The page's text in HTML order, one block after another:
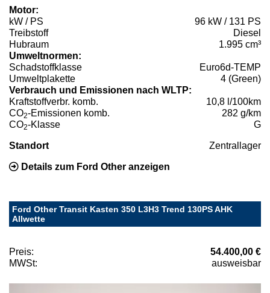
Motor:
kW / PS
96 kW / 131 PS
Treibstoff
Diesel
Hubraum
1.995 cm³
Umweltnormen:
Schadstoffklasse
Euro6d-TEMP
Umweltplakette
4 (Green)
Verbrauch und Emissionen nach WLTP:
Kraftstoffverbr. komb.
10,8 l/100km
CO2-Emissionen komb.
282 g/km
CO2-Klasse G
Standort Zentrallager
Details zum Ford Other anzeigen
Ford Other Transit Kasten 350 L3H3 Trend 130PS AHK
Allwette
Preis:
54.400,00 €
MWSt:
ausweisbar